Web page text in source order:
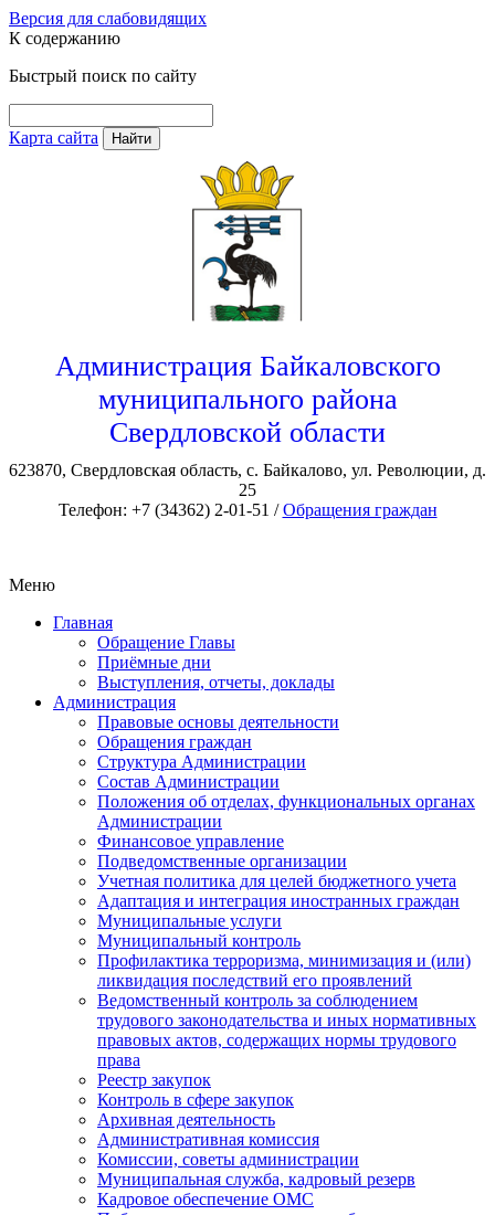
Версия для слабовидящих
К содержанию
Быстрый поиск по сайту
Карта сайта Найти
Администрация Байкаловского
муниципального района
Свердловской области
623870, Свердловская область, с. Байкалово, ул. Революции, д.
25
Телефон: +7 (34362) 2-01-51 /Обращения граждан
Меню
Главная
Обращение Главы
Приёмные дни
Выступления, отчеты, доклады
Администрация
Правовые основы деятельности
Обращения граждан
Структура Администрации
Состав Администрации
Положения об отделах, функциональных органах
Администрации
Финансовое управление
Подведомственные организации
Учетная политика для целей бюджетного учета
Адаптация и интеграция иностранных граждан
Муниципальные услуги
Муниципальный контроль
Профилактика терроризма, минимизация и (или)
ликвидация последствий его проявлений
Ведомственный контроль за соблюдением
трудового законодательства и иных нормативных
правовых актов, содержащих нормы трудового
права
Реестр закупок
Контроль в сфере закупок
Архивная деятельность
Административная комиссия
Комиссии, советы администрации
Муниципальная служба, кадровый резерв
Кадровое обеспечение ОМС